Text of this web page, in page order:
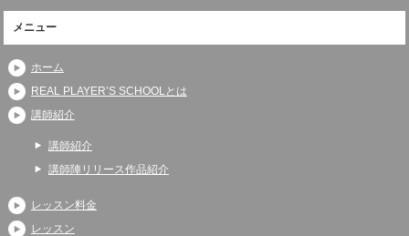
メニュー
ホーム
REAL PLAYER’S SCHOOLとは
講師紹介
講師紹介
講師陣リリース作品紹介
レッスン料金
レッスン